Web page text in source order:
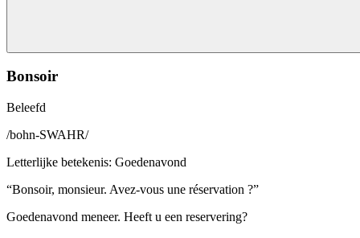
Bonsoir
Beleefd
/bohn-SWAHR/
Letterlijke betekenis: Goedenavond
“Bonsoir, monsieur. Avez-vous une réservation ?”
Goedenavond meneer. Heeft u een reservering?